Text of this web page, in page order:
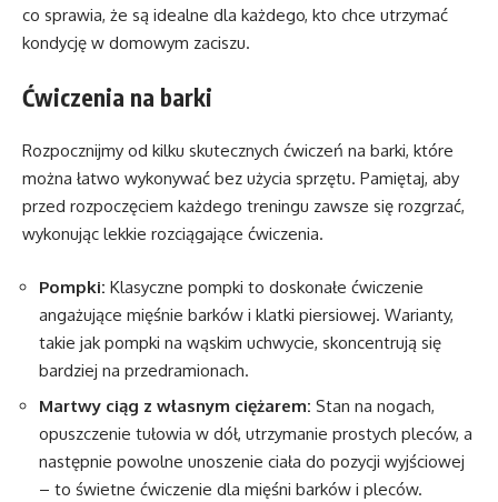
co sprawia, że są idealne dla każdego, kto chce utrzymać
kondycję w domowym zaciszu.
Ćwiczenia na barki
Rozpocznijmy od kilku skutecznych ćwiczeń na barki, które
można łatwo wykonywać bez użycia sprzętu. Pamiętaj, aby
przed rozpoczęciem każdego treningu zawsze się rozgrzać,
wykonując lekkie rozciągające ćwiczenia.
Pompki: Klasyczne pompki to doskonałe ćwiczenie
angażujące mięśnie barków i klatki piersiowej. Warianty,
takie jak pompki na wąskim uchwycie, skoncentrują się
bardziej na przedramionach.
Martwy ciąg z własnym ciężarem: Stan na nogach,
opuszczenie tułowia w dół, utrzymanie prostych pleców, a
następnie powolne unoszenie ciała do pozycji wyjściowej
– to świetne ćwiczenie dla mięśni barków i pleców.